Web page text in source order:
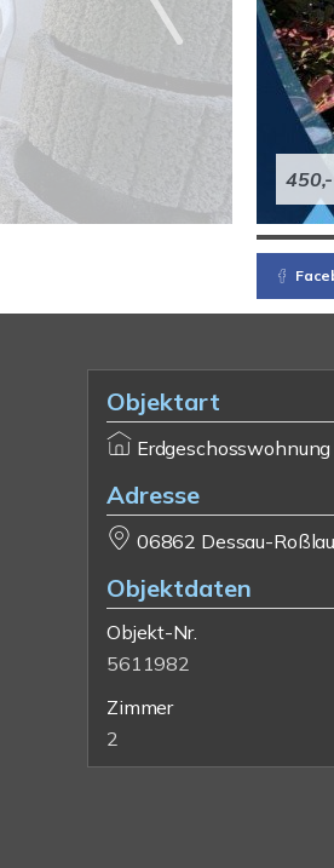
Objektart
Erdgeschosswohnung
Adresse
06862 Dessau-
Objektdaten
Objekt-Nr.
5611982
Zimmer
2